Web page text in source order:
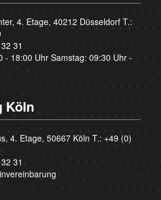
4. Etage, 40212 Düsseldorf T.:
31
- 18:00 Uhr Samstag: 09:30 Uhr -
Köln
4. Etage, 50667 Köln T.: +49 (0)
31